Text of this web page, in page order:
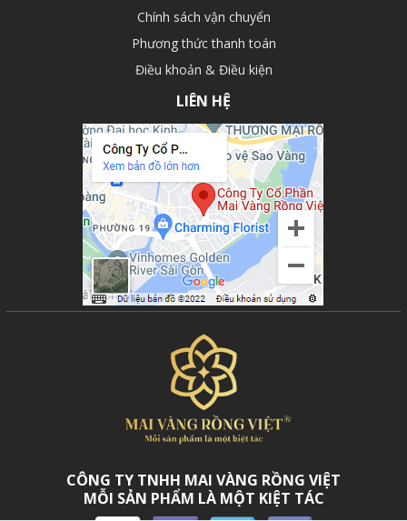
Chính sách vận chuyển
Phương thức thanh toán
Điều khoản & Điều kiện
LIÊN HỆ
CÔNG TY TNHH MAI VÀNG RỒNG VIỆT
MỖI SẢN PHẨM LÀ MỘT KIỆT TÁC